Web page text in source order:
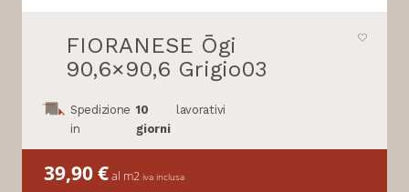
FIORANESE Ōgi
90,6×90,6 Grigio03
Spedizione
in
10
giorni
lavorativi
39,90€al m2 iva inclusa